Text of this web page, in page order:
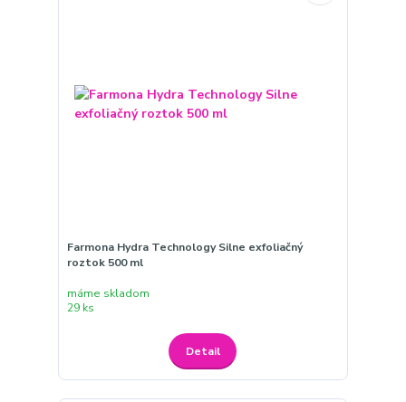
Farmona Hydra Technology Silne exfoliačný
roztok 500 ml
máme skladom
29 ks
Detail